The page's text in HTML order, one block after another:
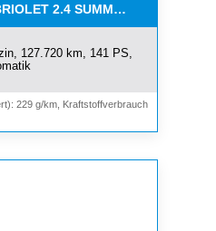
2.4
127.720 km, 141 PS,
229 g/km, Kraftstoffverbrauch